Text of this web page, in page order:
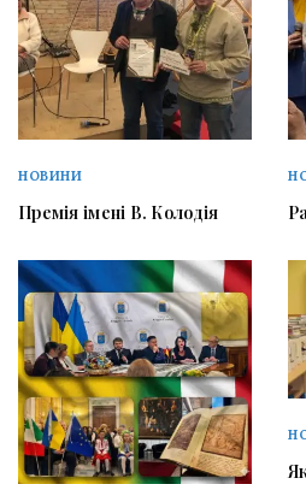
НОВИНИ
Премія імені В. Колодія